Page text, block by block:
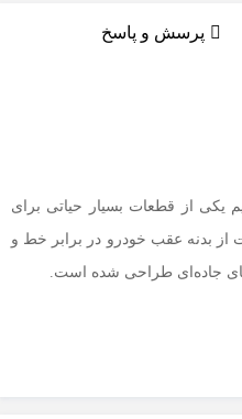
پرسش و پاسخ
عقب راست ام وی ام 110 قدیم یکی از قطعات بسیار حیاتی برای
بدنه عقب خودرو در برابر خط و
جاده‌ای طراحی شده است.